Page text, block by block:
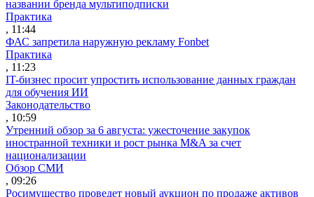
названии бренда мультиподписки
Практика
, 11:44
ФАС запретила наружную рекламу Fonbet
Практика
, 11:23
IT-бизнес просит упростить использование данных граждан
для обучения ИИ
Законодательство
, 10:59
Утренний обзор за 6 августа: ужесточение закупок
иностранной техники и рост рынка M&A за счет
национализации
Обзор СМИ
, 09:26
Росимущество проведет новый аукцион по продаже активов